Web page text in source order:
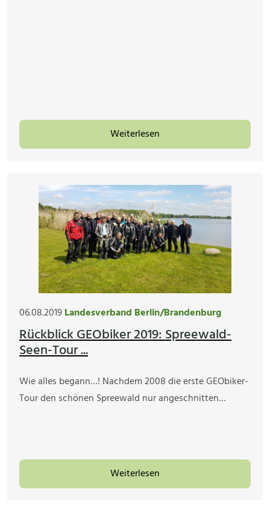
Weiterlesen
06.08.2019Landesverband Berlin/Brandenburg
Rückblick GEObiker 2019: Spreewald-
Seen-Tour ...
Wie alles begann…! Nachdem 2008 die erste GEObiker-
Tour den schönen Spreewald nur angeschnitten…
Weiterlesen